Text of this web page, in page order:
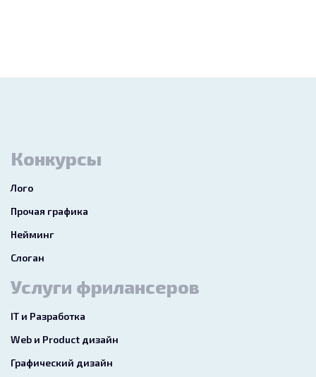
Конкурсы
Лого
Прочая графика
Нейминг
Слоган
Услуги фрилансеров
IT и Разработка
Web и Product дизайн
Графический дизайн